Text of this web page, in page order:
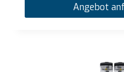
Angebot